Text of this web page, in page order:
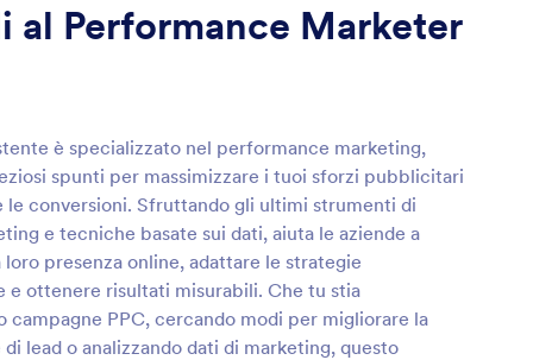
al Performance Marketer
è specializzato nel performance marketing,
spunti per massimizzare i tuoi sforzi pubblicitari
le conversioni. Sfruttando gli ultimi strumenti di
e tecniche basate sui dati, aiuta le aziende a
loro presenza online, adattare le strategie
e ottenere risultati misurabili. Che tu stia
campagne PPC, cercando modi per migliorare la
lead o analizzando dati di marketing, questo